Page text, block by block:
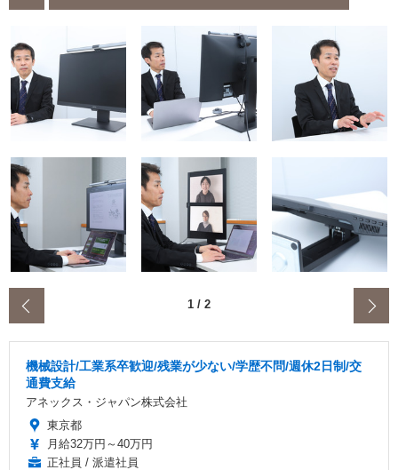
1 / 2
機械設計/工業系卒歓迎/残業が少ない/学歴不問/週休2日制/交
通費支給
アネックス・ジャパン株式会社
東京都
月給32万円～40万円
正社員 / 派遣社員